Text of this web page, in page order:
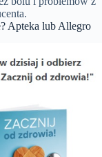
Apteka lub Allegro